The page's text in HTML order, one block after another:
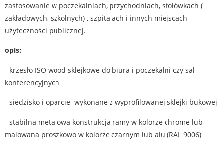
zastosowanie w poczekalniach, przychodniach, stołówkach (
zakładowych, szkolnych) , szpitalach i innych miejscach
użyteczności publicznej.
opis:
- krzesło ISO wood sklejkowe do biura i poczekalni czy sal
konferencyjnych
- siedzisko i oparcie wykonane z wyprofilowanej sklejki bukowej
- stabilna metalowa konstrukcja ramy w kolorze chrome lub
malowana proszkowo w kolorze czarnym lub alu (RAL 9006)